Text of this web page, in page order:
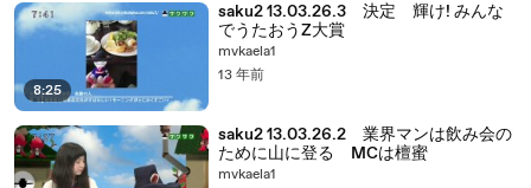
8:25
saku2 13.03.26.3 決定 輝け! みんな
でうたおうZ大賞
mvkaela1
13 年前
saku2 13.03.26.2 業界マンは飲み会の
ために山に登る MCは檀蜜
mvkaela1